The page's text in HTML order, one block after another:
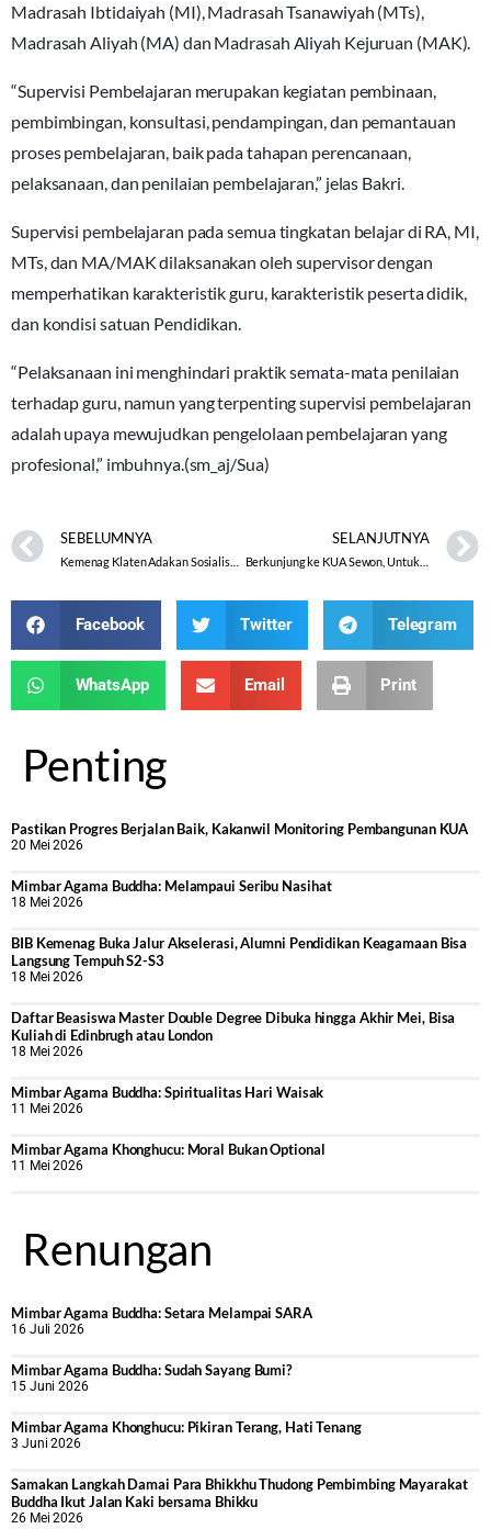
Madrasah Ibtidaiyah (MI), Madrasah Tsanawiyah (MTs),
Madrasah Aliyah (MA) dan Madrasah Aliyah Kejuruan (MAK).
“Supervisi Pembelajaran merupakan kegiatan pembinaan,
pembimbingan, konsultasi, pendampingan, dan pemantauan
proses pembelajaran, baik pada tahapan perencanaan,
pelaksanaan, dan penilaian pembelajaran,” jelas Bakri.
Supervisi pembelajaran pada semua tingkatan belajar di RA, MI,
MTs, dan MA/MAK dilaksanakan oleh supervisor dengan
memperhatikan karakteristik guru, karakteristik peserta didik,
dan kondisi satuan Pendidikan.
“Pelaksanaan ini menghindari praktik semata-mata penilaian
terhadap guru, namun yang terpenting supervisi pembelajaran
adalah upaya mewujudkan pengelolaan pembelajaran yang
profesional,” imbuhnya.(sm_aj/Sua)
SEBELUMNYA
Kemenag Klaten Adakan Sosialisasi Percepatan Sertifikasi Tanah Wakaf
SELANJUTNYA
Berkunjung ke KUA Sewon, Untuk Belajar Revitalisasi KUA
Facebook Twitter Telegram
WhatsApp Email Print
Penting
Pastikan Progres Berjalan Baik, Kakanwil Monitoring Pembangunan KUA
20 Mei 2026
Mimbar Agama Buddha: Melampaui Seribu Nasihat
18 Mei 2026
BIB Kemenag Buka Jalur Akselerasi, Alumni Pendidikan Keagamaan Bisa
Langsung Tempuh S2-S3
18 Mei 2026
Daftar Beasiswa Master Double Degree Dibuka hingga Akhir Mei, Bisa
Kuliah di Edinbrugh atau London
18 Mei 2026
Mimbar Agama Buddha: Spiritualitas Hari Waisak
11 Mei 2026
Mimbar Agama Khonghucu: Moral Bukan Optional
11 Mei 2026
Renungan
Mimbar Agama Buddha: Setara Melampai SARA
16 Juli 2026
Mimbar Agama Buddha: Sudah Sayang Bumi?
15 Juni 2026
Mimbar Agama Khonghucu: Pikiran Terang, Hati Tenang
3 Juni 2026
Samakan Langkah Damai Para Bhikkhu Thudong Pembimbing Mayarakat
Buddha Ikut Jalan Kaki bersama Bhikku
26 Mei 2026